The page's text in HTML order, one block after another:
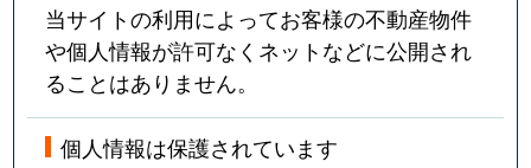
当サイトの利用によってお客様の不動産物件
や個人情報が許可なくネットなどに公開され
ることはありません。
個人情報は保護されています